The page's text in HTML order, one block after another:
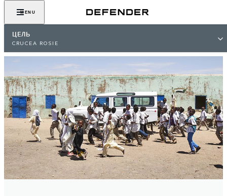
MENU
ЦЕЛЬ
CRUCEA ROSIE